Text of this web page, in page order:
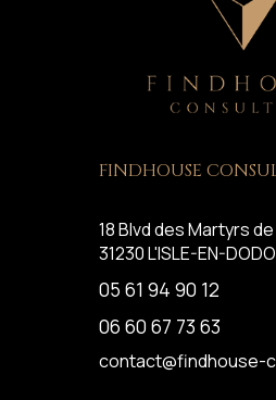
FINDHOUSE
18 Blvd des Martyrs
31230L'ISLE-EN-
05 61 94 90 12
06 60 67 73 63
contact@findhouse-